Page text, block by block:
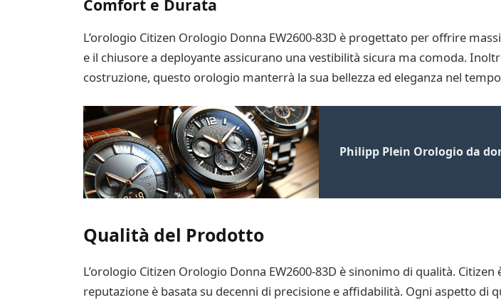
Comfort e Durata
L’orologio Citizen Orologio Donna EW2600-83D è progettato per offrire
e il chiusore a deployante assicurano una vestibilità sicura ma comoda.
costruzione, questo orologio manterrà la sua bellezza ed eleganza nel
Philipp Plein Orologio da
Qualità del Prodotto
L’orologio Citizen Orologio Donna EW2600-83D è sinonimo di qualità.
reputazione è basata su decenni di precisione e affidabilità. Ogni aspetto di